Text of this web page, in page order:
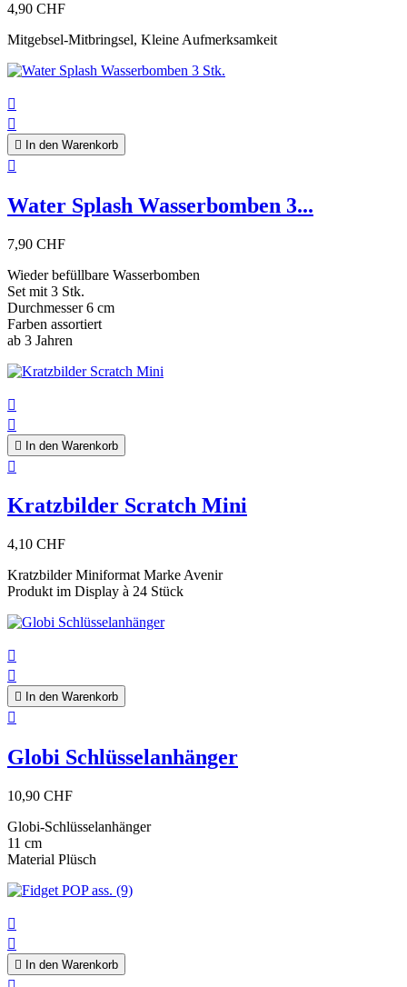
4,90 CHF
Mitgebsel-Mitbringsel, Kleine Aufmerksamkeit


 In den Warenkorb

Water Splash Wasserbomben 3...
7,90 CHF
Wieder befüllbare Wasserbomben
Set mit 3 Stk.
Durchmesser 6 cm
Farben assortiert
ab 3 Jahren


 In den Warenkorb

Kratzbilder Scratch Mini
4,10 CHF
Kratzbilder Miniformat Marke Avenir
Produkt im Display à 24 Stück


 In den Warenkorb

Globi Schlüsselanhänger
10,90 CHF
Globi-Schlüsselanhänger
11 cm
Material Plüsch


 In den Warenkorb